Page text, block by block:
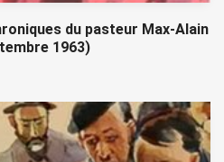
du pasteur Max-Alain
1963)